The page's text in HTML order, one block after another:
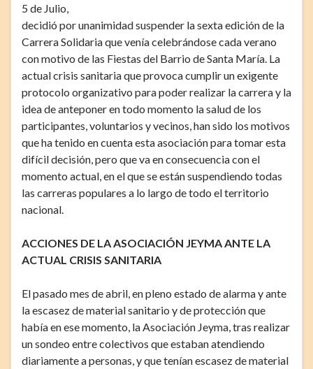
5 de Julio,
decidió por unanimidad suspender la sexta edición de la
Carrera Solidaria que venía celebrándose cada verano
con motivo de las Fiestas del Barrio de Santa María. La
actual crisis sanitaria que provoca cumplir un exigente
protocolo organizativo para poder realizar la carrera y la
idea de anteponer en todo momento la salud de los
participantes, voluntarios y vecinos, han sido los motivos
que ha tenido en cuenta esta asociación para tomar esta
difícil decisión, pero que va en consecuencia con el
momento actual, en el que se están suspendiendo todas
las carreras populares a lo largo de todo el territorio
nacional.
ACCIONES DE LA ASOCIACIÓN JEYMA ANTE LA
ACTUAL CRISIS SANITARIA
El pasado mes de abril, en pleno estado de alarma y ante
la escasez de material sanitario y de protección que
había en ese momento, la Asociación Jeyma, tras realizar
un sondeo entre colectivos que estaban atendiendo
diariamente a personas, y que tenían escasez de material